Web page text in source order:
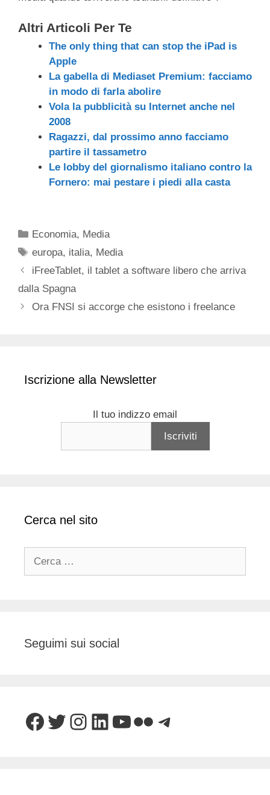
Altri Articoli Per Te
The only thing that can stop the iPad is
Apple
La gabella di Mediaset Premium: facciamo
in modo di farla abolire
Vola la pubblicità su Internet anche nel
2008
Ragazzi, dal prossimo anno facciamo
partire il tassametro
Le lobby del giornalismo italiano contro la
Fornero: mai pestare i piedi alla casta
Categorie
Economia, Media
Tag
europa, italia, Media
iFreeTablet, il tablet a software libero che arriva
dalla Spagna
Ora FNSI si accorge che esistono i freelance
Iscrizione alla Newsletter
Il tuo indizzo email
Cerca nel sito
Seguimi sui social
Facebook
Twitter
Instagram
LinkedIn
YouTube
FlickrTelegram